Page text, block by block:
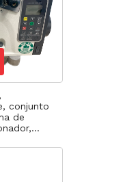
conjunto
de